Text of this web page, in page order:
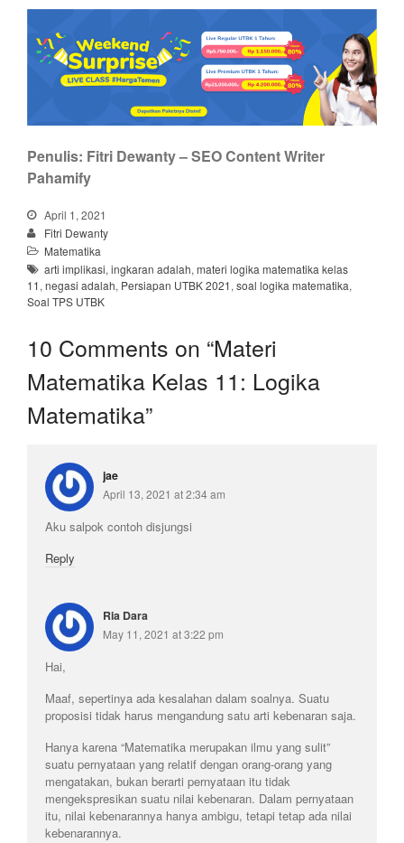
Penulis: Fitri Dewanty – SEO Content Writer
Pahamify
April 1, 2021
Fitri Dewanty
Matematika
arti implikasi, ingkaran adalah, materi logika matematika kelas
11, negasi adalah, Persiapan UTBK 2021, soal logika matematika,
Soal TPS UTBK
10 Comments on “Materi
Matematika Kelas 11: Logika
Matematika”
jae
April 13, 2021 at 2:34 am
Aku salpok contoh disjungsi
Reply
Ria Dara
May 11, 2021 at 3:22 pm
Hai,
Maaf, sepertinya ada kesalahan dalam soalnya. Suatu
proposisi tidak harus mengandung satu arti kebenaran saja.
Hanya karena “Matematika merupakan ilmu yang sulit”
suatu pernyataan yang relatif dengan orang-orang yang
mengatakan, bukan berarti pernyataan itu tidak
mengekspresikan suatu nilai kebenaran. Dalam pernyataan
itu, nilai kebenarannya hanya ambigu, tetapi tetap ada nilai
kebenarannya.